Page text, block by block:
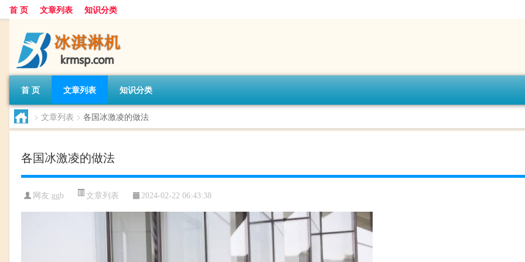
首 页 文章列表 知识分类
首 页 文章列表 知识分类
> 文章列表 > 各国冰激凌的做法
各国冰激凌的做法
网友:ggb 文章列表 2024-02-22 06:43:38